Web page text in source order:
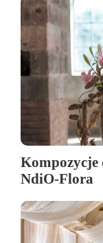
Kompozycje
NdiO-Flora